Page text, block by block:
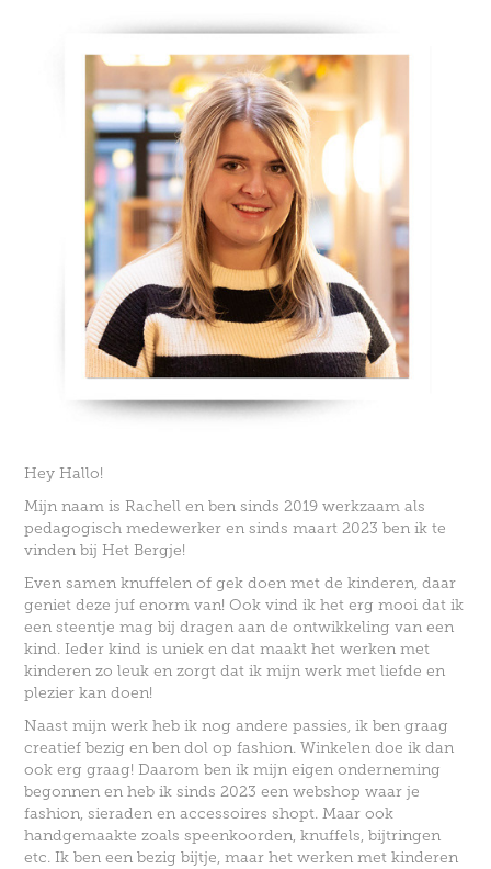
Hey Hallo!
Mijn naam is Rachell en ben sinds 2019 werkzaam als
pedagogisch medewerker en sinds maart 2023 ben ik te
vinden bij Het Bergje!
Even samen knuffelen of gek doen met de kinderen, daar
geniet deze juf enorm van! Ook vind ik het erg mooi dat ik
een steentje mag bij dragen aan de ontwikkeling van een
kind. Ieder kind is uniek en dat maakt het werken met
kinderen zo leuk en zorgt dat ik mijn werk met liefde en
plezier kan doen!
Naast mijn werk heb ik nog andere passies, ik ben graag
creatief bezig en ben dol op fashion. Winkelen doe ik dan
ook erg graag!Daarom ben ik mijn eigen onderneming
begonnen en heb ik sinds 2023 een webshop waar je
fashion, sieraden en accessoires shopt. Maar ook
handgemaakte zoals speenkoorden, knuffels, bijtringen
etc.Ik ben een bezig bijtje, maar het werken met kinderen